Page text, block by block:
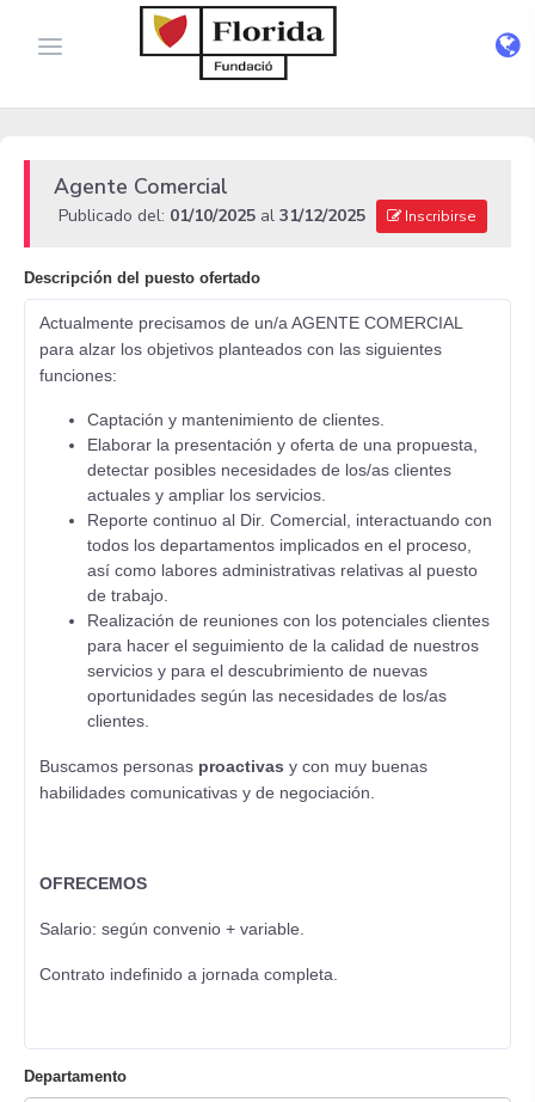
Agente Comercial
Publicado del: 01/10/2025 al 31/12/2025 Inscribirse
Descripción del puesto ofertado
Actualmente precisamos de un/a AGENTE COMERCIAL
para alzar los objetivos planteados con las siguientes
funciones:
Captación y mantenimiento de clientes.
Elaborar la presentación y oferta de una propuesta,
detectar posibles necesidades de los/as clientes
actuales y ampliar los servicios.
Reporte continuo al Dir. Comercial, interactuando con
todos los departamentos implicados en el proceso,
así como labores administrativas relativas al puesto
de trabajo.
Realización de reuniones con los potenciales clientes
para hacer el seguimiento de la calidad de nuestros
servicios y para el descubrimiento de nuevas
oportunidades según las necesidades de los/as
clientes.
Buscamos personas proactivas y con muy buenas
habilidades comunicativas y de negociación.
OFRECEMOS
Salario: según convenio + variable.
Contrato indefinido a jornada completa.
Departamento